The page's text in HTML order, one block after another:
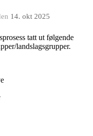
14. okt 2025
tatt ut følgende
landslagsgrupper.